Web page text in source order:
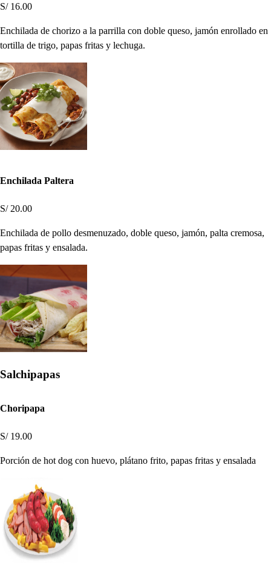
S/ 16.00
Enchilada de chorizo a la parrilla con doble queso, jamón enrollado en
tortilla de trigo, papas fritas y lechuga.
Enchilada Paltera
S/ 20.00
Enchilada de pollo desmenuzado, doble queso, jamón, palta cremosa,
papas fritas y ensalada.
Salchipapas
Choripapa
S/ 19.00
Porción de hot dog con huevo, plátano frito, papas fritas y ensalada